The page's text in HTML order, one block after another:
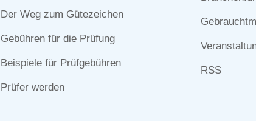
Der Weg zum Gütezeichen
Gebühren für die Prüfung
Beispiele für Prüfgebühren
Prüfer werden
RSS